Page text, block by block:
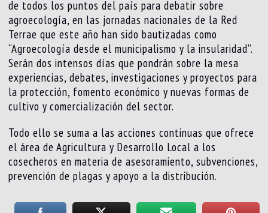
de todos los puntos del país para debatir sobre
agroecología, en las jornadas nacionales de la Red
Terrae que este año han sido bautizadas como
“Agroecología desde el municipalismo y la insularidad”.
Serán dos intensos días que pondrán sobre la mesa
experiencias, debates, investigaciones y proyectos para
la protección, fomento económico y nuevas formas de
cultivo y comercialización del sector.
Todo ello se suma a las acciones continuas que ofrece
el área de Agricultura y Desarrollo Local a los
cosecheros en materia de asesoramiento, subvenciones,
prevención de plagas y apoyo a la distribución.